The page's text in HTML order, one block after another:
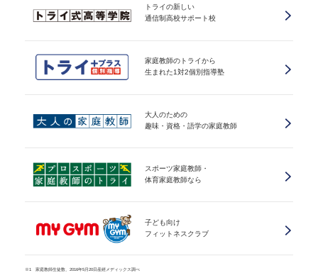
トライの新しい
通信制高校サポート校
家庭教師のトライから
生まれた1対2個別指導塾
大人のための
趣味・資格・語学の家庭教師
スポーツ家庭教師・
体育家庭教師なら
子ども向け
フィットネスクラブ
※1 家庭教師生徒数、2016年5月20日産經メディックス調べ